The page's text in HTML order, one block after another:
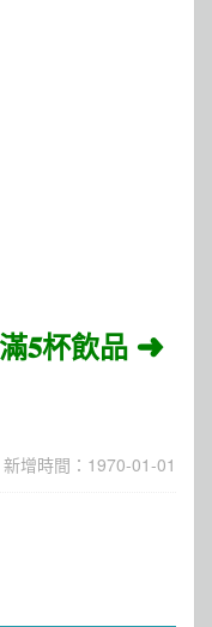
𝟓杯飲品 ➜
新增時間：1970-01-01